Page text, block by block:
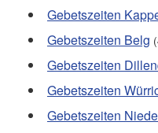
Gebetszeiten
Gebetszeiten Belg
Gebetszeiten
Gebetszeiten
Gebetszeiten